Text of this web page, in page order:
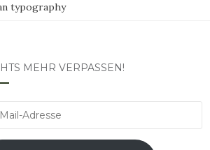
typography
MEHR VERPASSEN!